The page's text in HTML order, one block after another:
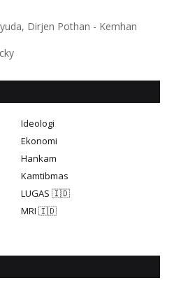
Dirjen Pothan - Kemhan
Ideologi
Ekonomi
Hankam
Kamtibmas
LUGAS 🇮🇩
MRI 🇮🇩